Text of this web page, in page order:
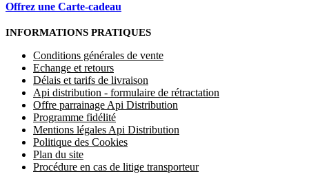
Offrez une Carte-cadeau
INFORMATIONS PRATIQUES
Conditions générales de vente
Echange et retours
Délais et tarifs de livraison
Api distribution - formulaire de rétractation
Offre parrainage Api Distribution
Programme fidélité
Mentions légales Api Distribution
Politique des Cookies
Plan du site
Procédure en cas de litige transporteur